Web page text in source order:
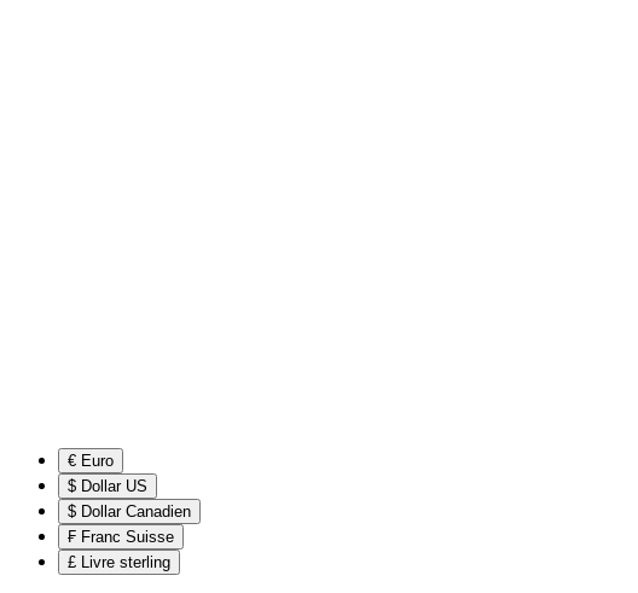
€ Euro
$ Dollar US
$ Dollar Canadien
₣ Franc Suisse
£ Livre sterling